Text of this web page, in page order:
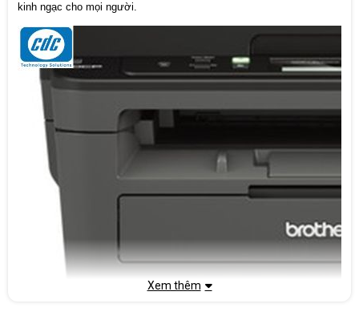
kinh ngạc cho mọi người.
Xem thêm